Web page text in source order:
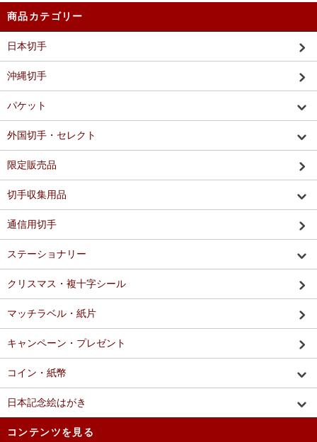
商品カテゴリー
日本切手
沖縄切手
パケット
外国切手・セレクト
限定販売品
切手収集用品
通信用切手
ステーショナリー
クリスマス・複十字シール
マッチラベル・紙片
キャンペーン・プレゼント
コイン・紙幣
日本記念絵はがき
コンテンツを見る